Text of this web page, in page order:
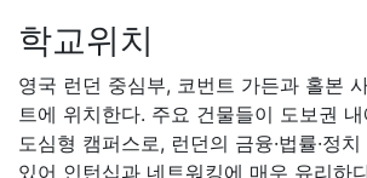
학교위치
영국 런던 중심부, 코번트 가든과 홀본
트에 위치한다. 주요 건물들이 도보권
도심형 캠퍼스로, 런던의 금융·법률·정
있어 인턴십과 네트워킹에 매우 유리하